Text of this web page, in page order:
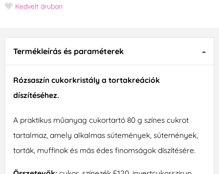
Kedvelt áruban
Termékleírás és paraméterek
Rózsaszín cukorkristály a tortakreációk
díszítéséhez.
A praktikus műanyag cukortartó 80 g színes cukrot
tartalmaz, amely alkalmas sütemények, sütemények,
torták, muffinok és más édes finomságok díszítésére.